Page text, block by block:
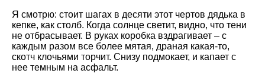
Я смотрю: стоит шагах в десяти этот чертов дядька в
кепке, как столб. Когда солнце светит, видно, что тени
не отбрасывает. В руках коробка вздрагивает – с
каждым разом все более мятая, драная какая-то,
скотч клочьями торчит. Снизу подмокает, и капает с
нее темным на асфальт.